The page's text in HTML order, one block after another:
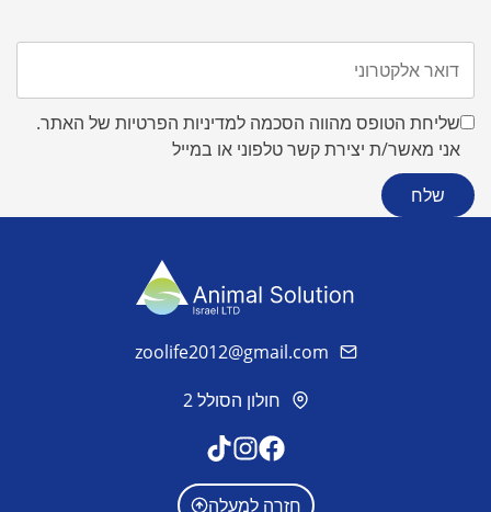
שליחת הטופס מהווה הסכמה למדיניות הפרטיות של האתר.
אני מאשר/ת יצירת קשר טלפוני או במייל
zoolife2012@gmail.com
חולון הסולל 2
חזרה למעלה